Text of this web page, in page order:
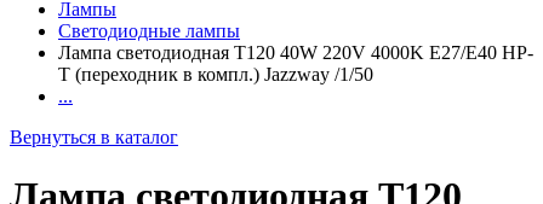
Лампы
Светодиодные лампы
Лампа светодиодная T120 40W 220V 4000K E27/E40 HP-
T (переходник в компл.) Jazzway /1/50
...
Вернуться в каталог